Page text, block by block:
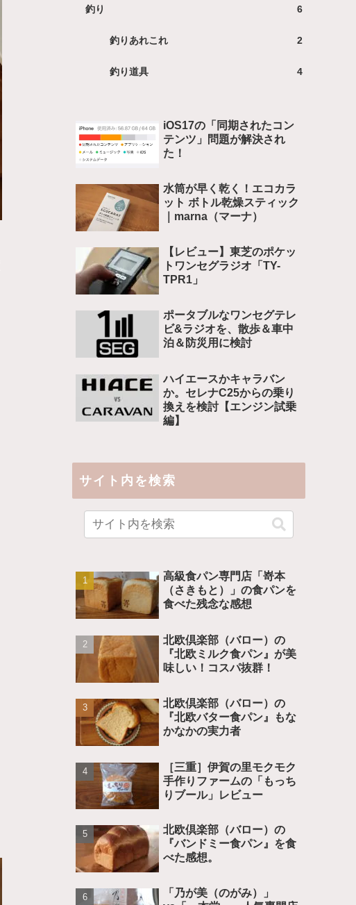
釣り 6
釣りあれこれ 2
釣り道具 4
iOS17の「同期されたコン
テンツ」問題が解決され
た！
水筒が早く乾く！エコカラ
ット ボトル乾燥スティック
｜marna（マーナ）
【レビュー】東芝のポケッ
トワンセグラジオ「TY-
TPR1」
ポータブルなワンセグテレ
ビ&ラジオを、散歩＆車中
泊＆防災用に検討
ハイエースかキャラバン
か。セレナC25からの乗り
換えを検討【エンジン試乗
編】
サイト内を検索
高級食パン専門店「嵜本
（さきもと）」の食パンを
食べた残念な感想
北欧倶楽部（バロー）の
『北欧ミルク食パン』が美
味しい！コスパ抜群！
北欧倶楽部（バロー）の
『北欧バター食パン』もな
かなかの実力者
［三重］伊賀の里モクモク
手作りファームの「もっち
りブール」レビュー
北欧倶楽部（バロー）の
『バンドミー食パン』を食
べた感想。
「乃が美（のがみ）」